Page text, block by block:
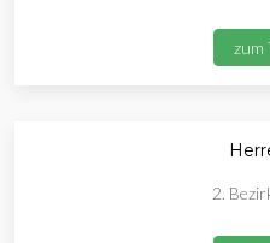
zum
2.